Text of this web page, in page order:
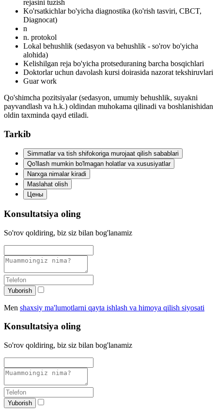
rejasini tuzish
Ko'rsatkichlar bo'yicha diagnostika (ko'rish tasviri, CBCT,
Diagnocat)
n
n. protokol
Lokal behushlik (sedasyon va behushlik - so'rov bo'yicha
alohida)
Kelishilgan reja bo'yicha protseduraning barcha bosqichlari
Doktorlar uchun davolash kursi doirasida nazorat tekshiruvlari
Guar work
Qo'shimcha pozitsiyalar (sedasyon, umumiy behushlik, suyakni
payvandlash va h.k.) oldindan muhokama qilinadi va boshlanishidan
oldin taxminda qayd etiladi.
Tarkib
Simmatlar va tish shifokoriga murojaat qilish sabablari
Qo'llash mumkin bo'lmagan holatlar va xususiyatlar
Narxga nimalar kiradi
Maslahat olish
Цены
Konsultatsiya oling
So'rov qoldiring, biz siz bilan bog'lanamiz
Yuborish
Men shaxsiy ma'lumotlarni qayta ishlash va himoya qilish siyosati
Konsultatsiya oling
So'rov qoldiring, biz siz bilan bog'lanamiz
Yuborish